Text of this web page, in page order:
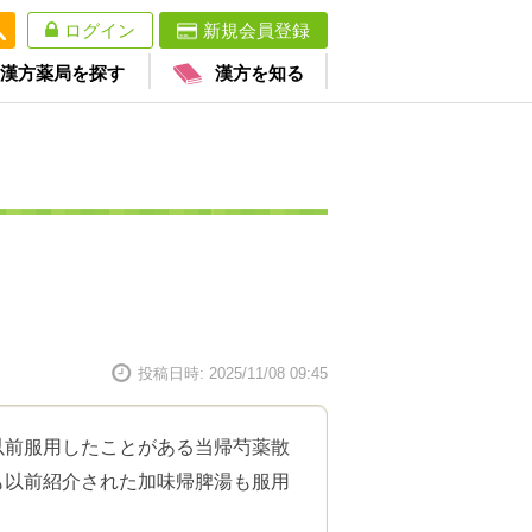
漢方薬局を探す 漢方を知る
ログイン 新規会員登録
投稿日時: 2025/11/08 09:45
服用したことがある当帰芍薬散
前紹介された加味帰脾湯も服用